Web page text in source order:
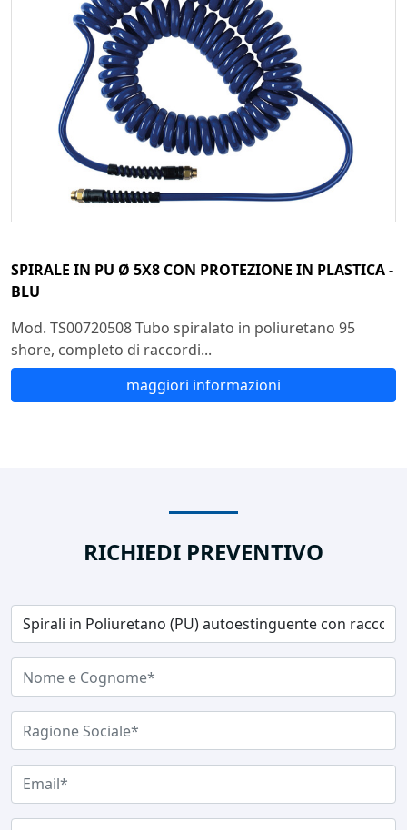
SPIRALE IN PU Ø 5X8 CON PROTEZIONE IN PLASTICA -
BLU
Mod. TS00720508 Tubo spiralato in poliuretano 95
shore, completo di raccordi...
maggiori informazioni
RICHIEDI PREVENTIVO